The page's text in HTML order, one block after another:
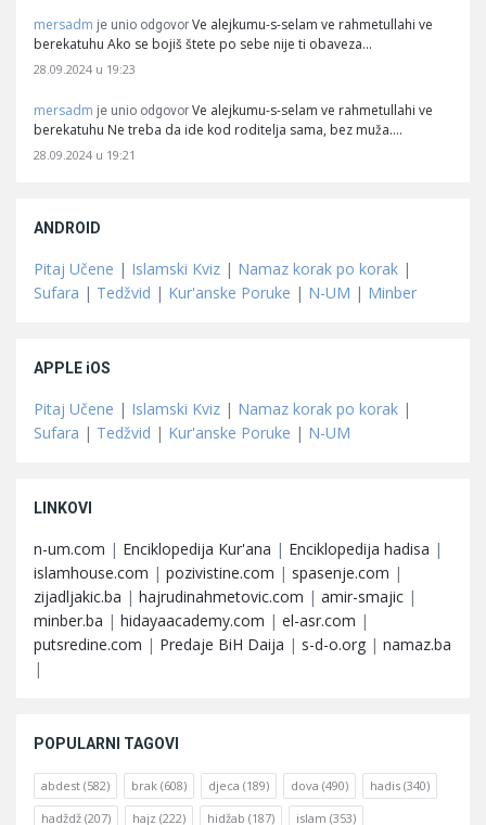
mersadm je unio odgovor Ve alejkumu-s-selam ve rahmetullahi ve
berekatuhu Ako se bojiš štete po sebe nije ti obaveza…
28.09.2024 u 19:23
mersadm je unio odgovor Ve alejkumu-s-selam ve rahmetullahi ve
berekatuhu Ne treba da ide kod roditelja sama, bez muža.…
28.09.2024 u 19:21
ANDROID
Pitaj Učene | Islamski Kviz | Namaz korak po korak |
Sufara | Tedžvid | Kur'anske Poruke | N-UM | Minber
APPLE iOS
Pitaj Učene | Islamski Kviz | Namaz korak po korak |
Sufara | Tedžvid | Kur'anske Poruke | N-UM
LINKOVI
n-um.com | Enciklopedija Kur'ana | Enciklopedija hadisa |
islamhouse.com | pozivistine.com | spasenje.com |
zijadljakic.ba | hajrudinahmetovic.com | amir-smajic |
minber.ba | hidayaacademy.com | el-asr.com |
putsredine.com | Predaje BiH Daija | s-d-o.org | namaz.ba
|
POPULARNI TAGOVI
abdest (582) brak (608) djeca (189) dova (490) hadis (340)
hadždž (207) hajz (222) hidžab (187) islam (353)